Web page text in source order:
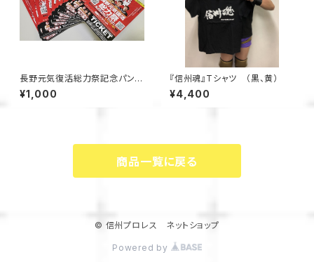
長野元気復活総力祭記念パンフ
レット
¥1,000
『信州魂』Tシャツ （黒、黄）
¥4,400
商品一覧に戻る
© 信州プロレス ネットショップ
Powered by